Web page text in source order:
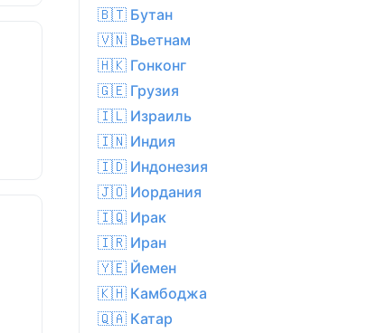
🇧🇹 Бутан
🇻🇳 Вьетнам
🇭🇰 Гонконг
🇬🇪 Грузия
🇮🇱 Израиль
🇮🇳 Индия
🇮🇩 Индонезия
🇯🇴 Иордания
🇮🇶 Ирак
🇮🇷 Иран
🇾🇪 Йемен
🇰🇭 Камбоджа
🇶🇦 Катар